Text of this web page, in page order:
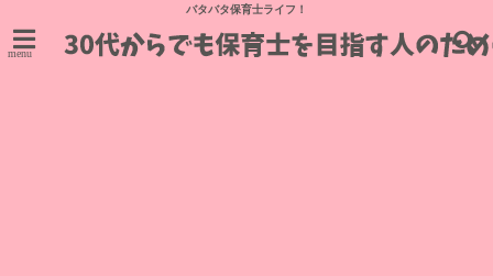
バタバタ保育士ライフ！
menu